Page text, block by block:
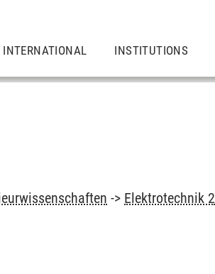
INTERNATIONAL INSTITUTIONS
-> Elektrotechnik 2